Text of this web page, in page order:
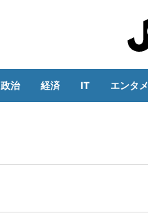
政治 経済 IT エンタメ